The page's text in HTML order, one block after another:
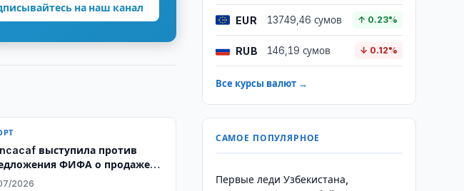
на наш канал
выступила против
ФИФА о продаже
в коммерческих правах
2026
EUR 13749,46 сумов ↑ 0.23%
RUB 146,19 сумов ↓ 0.12%
Все курсы валют →
САМОЕ ПОПУЛЯРНОЕ
Первые леди Узбекистана,